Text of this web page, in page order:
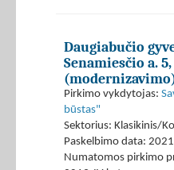
Daugiabučio
Senamiesčio a.
Pirkimo vykdytojas:
būstas"
Sektorius: Klasikinis/
Paskelbimo data:
Numatomos pirkimo